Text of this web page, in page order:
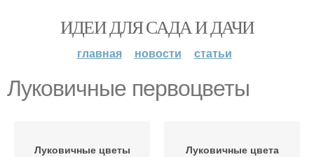
ИДЕИ ДЛЯ САДА И ДАЧИ
главная новости статьи
Луковичные первоцветы
Луковичные цветы Луковичные цвета